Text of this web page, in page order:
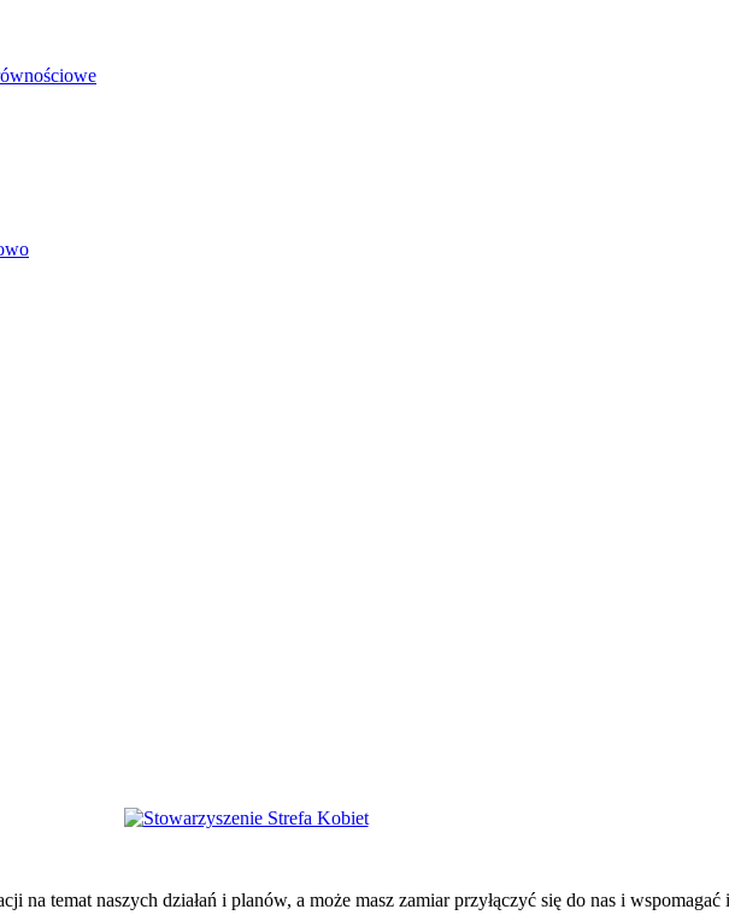
na temat naszych działań i planów, a może masz zamiar przyłączyć się do nas i